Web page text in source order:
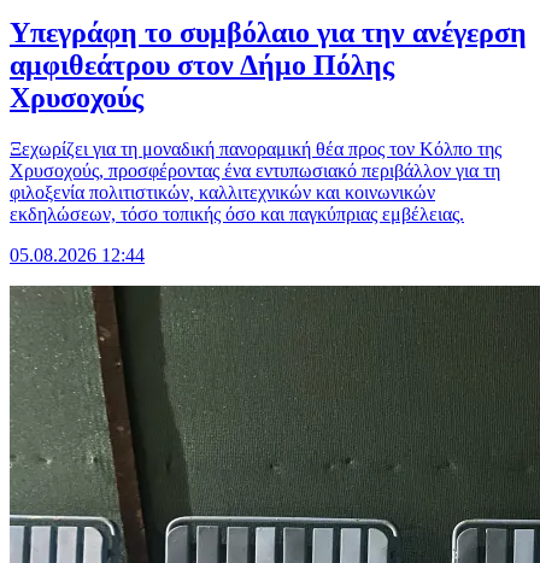
Υπεγράφη το συμβόλαιο για την ανέγερση
αμφιθεάτρου στον Δήμο Πόλης
Χρυσοχούς
Ξεχωρίζει για τη μοναδική πανοραμική θέα προς τον Κόλπο της
Χρυσοχούς, προσφέροντας ένα εντυπωσιακό περιβάλλον για τη
φιλοξενία πολιτιστικών, καλλιτεχνικών και κοινωνικών
εκδηλώσεων, τόσο τοπικής όσο και παγκύπριας εμβέλειας.
05.08.2026 12:44